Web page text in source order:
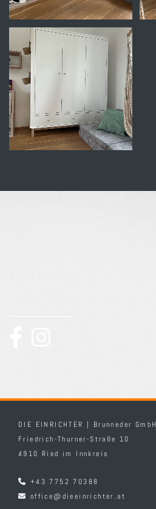
DIE EINRICHTER | Brunneder GmbH
Friedrich-Thurner-Straße 10
4910 Ried im Innkreis
 +43 7752 70388
 office@dieeinrichter.at